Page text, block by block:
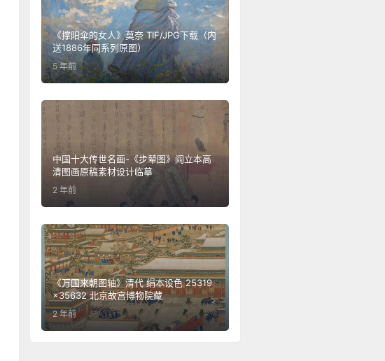
《撑阳伞的女人》莫奈 TIF/JPG下载（内
送1886年同系列原图）
5 年前
中国十大传世名画-《步辇图》阎立本高
清图画原稿素材设计临摹
2 年前
《万国来朝图轴》清代 绢本设色 25319
×35632 北京故宫博物院藏
2 年前